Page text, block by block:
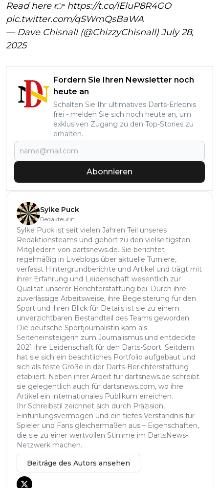
Read here 👉https://t.co/IEluP8R4GO
pic.twitter.com/qSWmQsBaWA
— Dave Chisnall (@ChizzyChisnall) July 28,
2025
Fordern Sie Ihren Newsletter noch
heute an
Schalten Sie Ihr ultimatives Darts-Erlebnis
frei - melden Sie sich noch heute an, um
exklusiven Zugang zu den Top-Stories zu
erhalten.
Abonnieren
Sylke Puck
Redakteurin
Sylke Puck ist seit vielen Jahren Teil unseres
Redaktionsteams und gehört zu den vielseitigsten
Mitgliedern von dartsnews.de. Sie berichtet
regelmäßig in Liveblogs über aktuelle Turniere,
verfasst Hintergrundberichte und Artikel und trägt mit
ihrer Erfahrung und Leidenschaft wesentlich zur
Qualität unserer Berichterstattung bei. Durch ihre
zuverlässige Arbeitsweise, ihre Begeisterung für den
Sport und ihren Blick für Details ist sie zu einem
unverzichtbaren Bestandteil des Teams geworden.
Die deutsche Sportjournalistin kam als
Seiteneinsteigerin zum Journalismus und entdeckte
2021 ihre Leidenschaft für den Darts-Sport. Seitdem
hat sie sich ein beachtliches Portfolio aufgebaut und
sich als feste Größe in der Darts-Berichterstattung
etabliert. Neben ihrer Arbeit für dartsnews.de schreibt
sie gelegentlich auch für dartsnews.com, wo ihre
Artikel ein internationales Publikum erreichen.
Ihr Schreibstil zeichnet sich durch Präzision,
Einfühlungsvermögen und ein tiefes Verständnis für
Spieler und Fans gleichermaßen aus – Eigenschaften,
die sie zu einer wertvollen Stimme im DartsNews-
Netzwerk machen.
Beiträge des Autors ansehen